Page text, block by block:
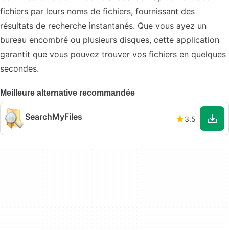
fichiers par leurs noms de fichiers, fournissant des
résultats de recherche instantanés. Que vous ayez un
bureau encombré ou plusieurs disques, cette application
garantit que vous pouvez trouver vos fichiers en quelques
secondes.
Meilleure alternative recommandée
SearchMyFiles 3.5